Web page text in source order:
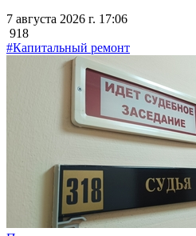
7 августа 2026 г. 17:06
918
#Капитальный ремонт